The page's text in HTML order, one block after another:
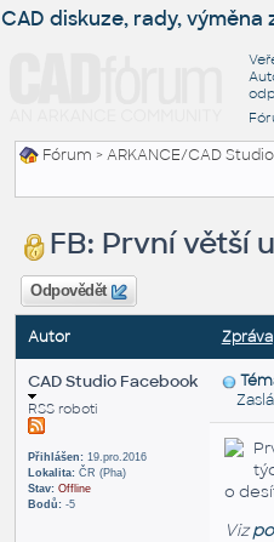
CAD diskuze, rady, výměna
Fórum >ARKANCE/CAD Studio
FB: První větší
Odpovědět
Autor Zpráva
CAD Studio Facebook
RSS roboti
Přihlášen:19.pro.2016
Lokalita:ČR (Pha)
Stav: Offline
Bodů:-5
o
Viz